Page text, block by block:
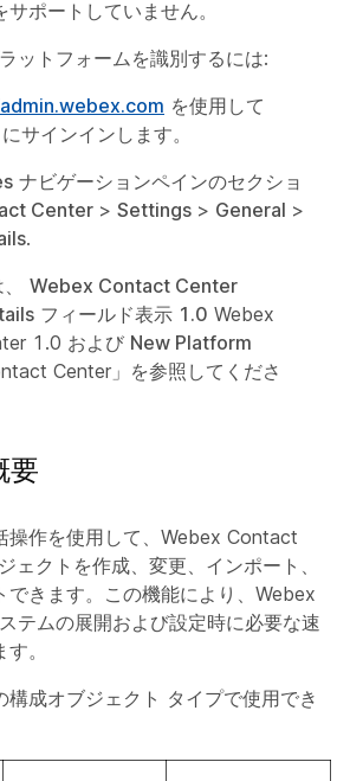
ポートしていません。
ットフォームを識別するには:
を使用して
サインインします。
ナビゲーションペインのセクショ
Center > Settings > General >
.
Webex Contact Center
フィールド表示 1.0 Webex
1.0 および New Platform
Center」を参照してくださ
要
操作を使用して、Webex Contact
ェクトを作成、変更、インポート、
できます。この機能により、Webex
テムの展開および設定時に必要な速
。
構成オブジェクト タイプで使用でき